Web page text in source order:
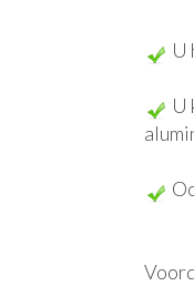
U
U